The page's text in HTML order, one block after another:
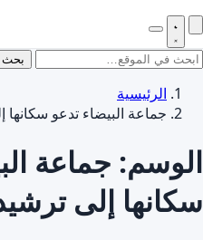
بحث
الرئيسية
جماعة البيضاء تدعو سكانها
الوسم: جماعة
سكانها إلى